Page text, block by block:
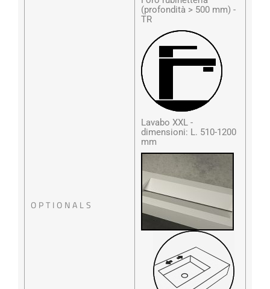
OPTIONALS
(profondità > 500 mm) -
TR
Lavabo XXL -
dimensioni: L. 510-1200
mm